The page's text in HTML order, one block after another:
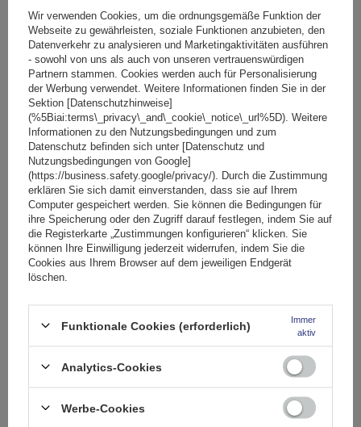
Neben Italien und Spanien gibt es weitere Länder, in denen Sie
aufpassen müssen. In Frankreich ist eine Warntafel für den
Fahrradträger zwar nicht explizit für normale PKW
vorgeschrieben, solange die Ladung nicht mehr als einen
Meter übersteht, jedoch wird sie für ein Wohnmobil oder
einen Wohnwagen bei überstehender Ladung empfohlen.
In Portugal sind die Regeln fast identisch mit denen in
Spanien. Wer diese Vorschriften ignoriert, muss mit hohen
Bußgeldern rechnen. In Italien können diese beispielsweise bis
zu 345 Euro betragen. Ein Unfall mit nicht ordnungsgemäß
gekennzeichneter Ladung kann zudem Probleme mit der
Tabelle: Warntafelpflicht in der Übersicht
Pflicht
Besonderheiten
Wir verwenden Cookies, um die ordnungsgemäße Funktion der
Webseite zu gewährleisten, soziale Funktionen anzubieten, den
Datenverkehr zu analysieren und Marketingaktivitäten ausführen
- sowohl von uns als auch von unseren vertrauenswürdigen
Partnern stammen. Cookies werden auch für Personalisierung
der Werbung verwendet. Weitere Informationen finden Sie in der
Sektion [Datenschutzhinweise]
(%5Biai:terms\_privacy\_and\_cookie\_notice\_url%5D). Weitere
Informationen zu den Nutzungsbedingungen und zum
Datenschutz befinden sich unter [Datenschutz und
Nutzungsbedingungen von Google]
(https://business.safety.google/privacy/). Durch die Zustimmung
erklären Sie sich damit einverstanden, dass sie auf Ihrem
Computer gespeichert werden. Sie können die Bedingungen für
ihre Speicherung oder den Zugriff darauf festlegen, indem Sie auf
die Registerkarte „Zustimmungen konfigurieren“ klicken. Sie
können Ihre Einwilligung jederzeit widerrufen, indem Sie die
Cookies aus Ihrem Browser auf dem jeweiligen Endgerät
löschen.
Funktionale Cookies (erforderlich)
Immer
aktiv
Analytics-Cookies
Werbe-Cookies